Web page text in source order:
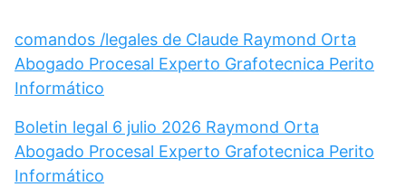
comandos /legales de Claude Raymond Orta
Abogado Procesal Experto Grafotecnica Perito
Informático
Boletin legal 6 julio 2026 Raymond Orta
Abogado Procesal Experto Grafotecnica Perito
Informático